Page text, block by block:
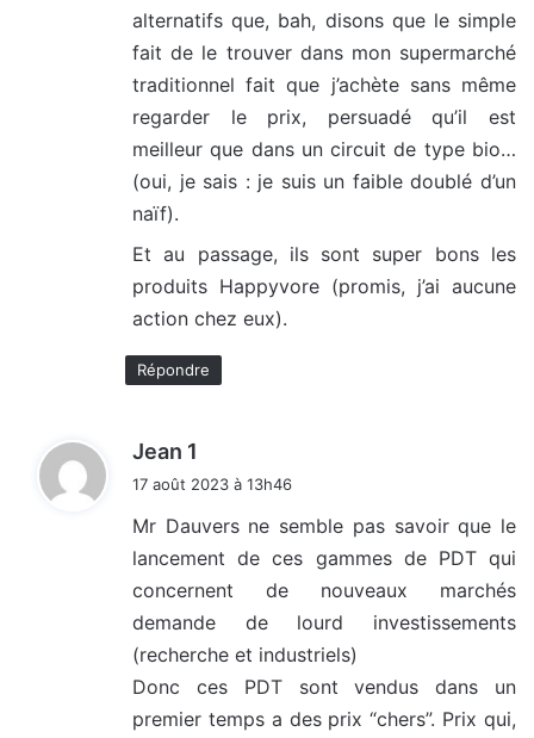
alternatifs que, bah, disons que le simple
fait de le trouver dans mon supermarché
traditionnel fait que j’achète sans même
regarder le prix, persuadé qu’il est
meilleur que dans un circuit de type bio…
(oui, je sais : je suis un faible doublé d’un
naïf).
Et au passage, ils sont super bons les
produits Happyvore (promis, j’ai aucune
action chez eux).
Répondre
Jean 1
:
17 août 2023 à 13h46
Mr Dauvers ne semble pas savoir que le
lancement de ces gammes de PDT qui
concernent de nouveaux marchés
demande de lourd investissements
(recherche et industriels)
Donc ces PDT sont vendus dans un
premier temps a des prix “chers”. Prix qui,